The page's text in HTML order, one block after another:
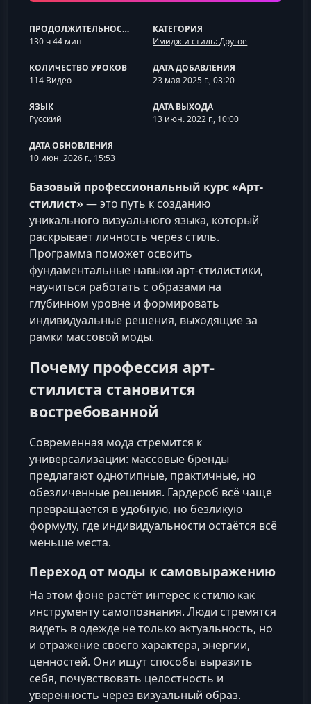
ПРОДОЛЖИТЕЛЬНОСТЬ
130 ч 44 мин
КАТЕГОРИЯ
Имидж и стиль: Другое
КОЛИЧЕСТВО УРОКОВ
114 Видео
ДАТА ДОБАВЛЕНИЯ
23 мая 2025 г., 03:20
ЯЗЫК
Русский
ДАТА ВЫХОДА
13 июн. 2022 г., 10:00
ДАТА ОБНОВЛЕНИЯ
10 июн. 2026 г., 15:53
Базовый профессиональный курс «Арт-
стилист» — это путь к созданию
уникального визуального языка, который
раскрывает личность через стиль.
Программа поможет освоить
фундаментальные навыки арт-стилистики,
научиться работать с образами на
глубинном уровне и формировать
индивидуальные решения, выходящие за
рамки массовой моды.
Почему профессия арт-
стилиста становится
востребованной
Современная мода стремится к
универсализации: массовые бренды
предлагают однотипные, практичные, но
обезличенные решения. Гардероб всё чаще
превращается в удобную, но безликую
формулу, где индивидуальности остаётся всё
меньше места.
Переход от моды к самовыражению
На этом фоне растёт интерес к стилю как
инструменту самопознания. Люди стремятся
видеть в одежде не только актуальность, но
и отражение своего характера, энергии,
ценностей. Они ищут способы выразить
себя, почувствовать целостность и
уверенность через визуальный образ.